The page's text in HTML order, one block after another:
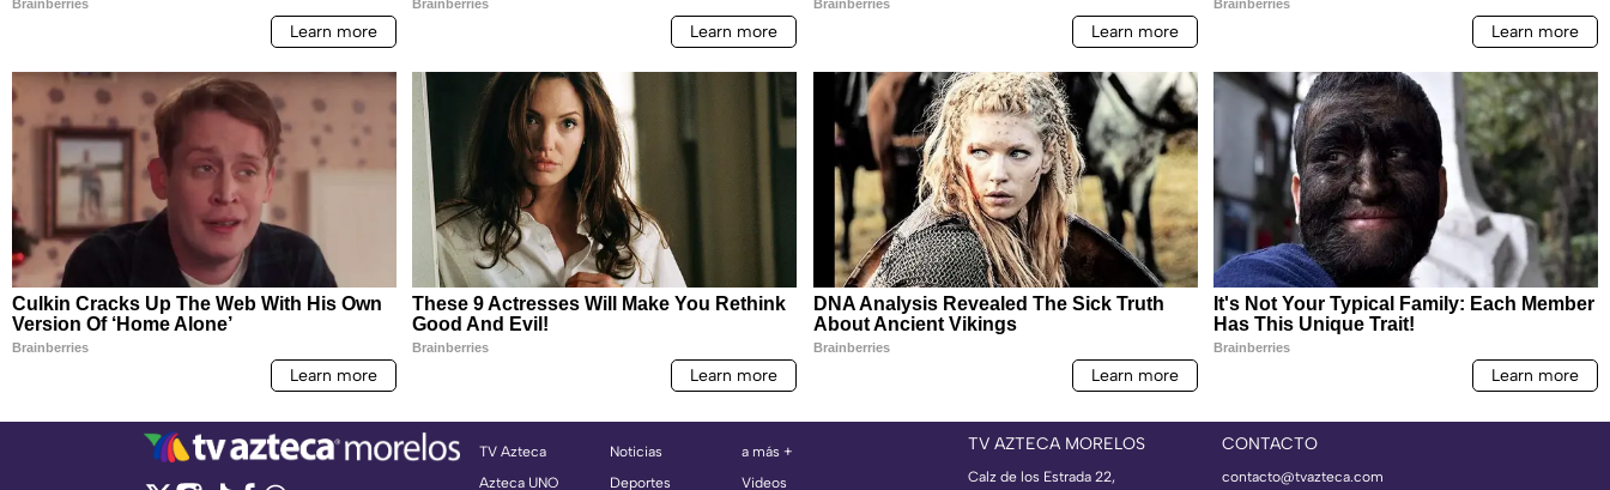
TV Azteca
Azteca UNO
Noticias
Deportes
a más +
Videos
TV AZTECA MORELOS
Calz de los Estrada 22,
CONTACTO
contacto@tvazteca.com